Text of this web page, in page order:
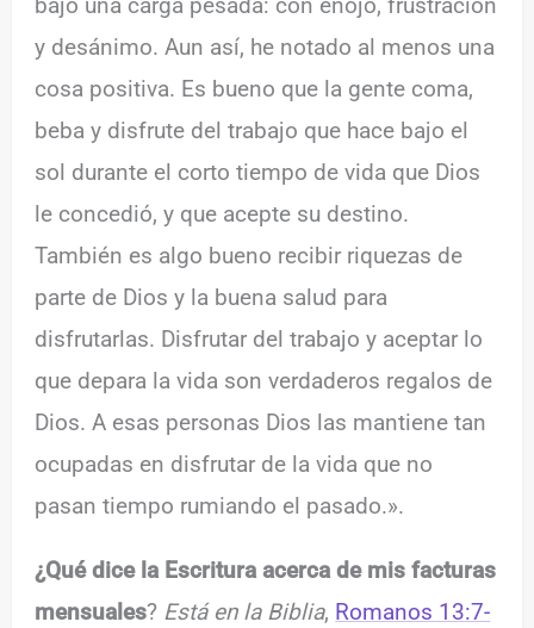
y desánimo. Aun así, he notado al menos una
cosa positiva. Es bueno que la gente coma,
beba y disfrute del trabajo que hace bajo el
sol durante el corto tiempo de vida que Dios
le concedió, y que acepte su destino.
También es algo bueno recibir riquezas de
parte de Dios y la buena salud para
disfrutarlas. Disfrutar del trabajo y aceptar lo
que depara la vida son verdaderos regalos de
Dios. A esas personas Dios las mantiene tan
ocupadas en disfrutar de la vida que no
pasan tiempo rumiando el pasado.».
¿Qué dice la Escritura acerca de mis facturas
mensuales? Está en la Biblia, Romanos 13:7-